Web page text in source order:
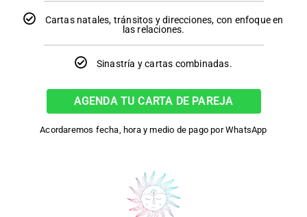
Cartas natales, tránsitos y direcciones, con enfoque en
las relaciones.
Sinastría y cartas combinadas.
AGENDA TU CARTA DE PAREJA
Acordaremos fecha, hora y medio de pago por WhatsApp